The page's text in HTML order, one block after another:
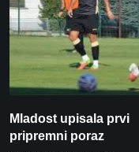
Mladost upisala prvi
pripremni poraz